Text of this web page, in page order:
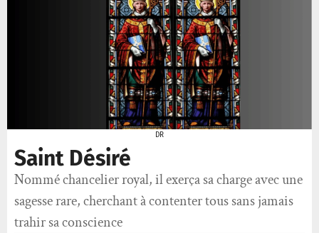
DR
Saint Désiré
Nommé chancelier royal, il exerça sa charge avec une
sagesse rare, cherchant à contenter tous sans jamais
trahir sa conscience